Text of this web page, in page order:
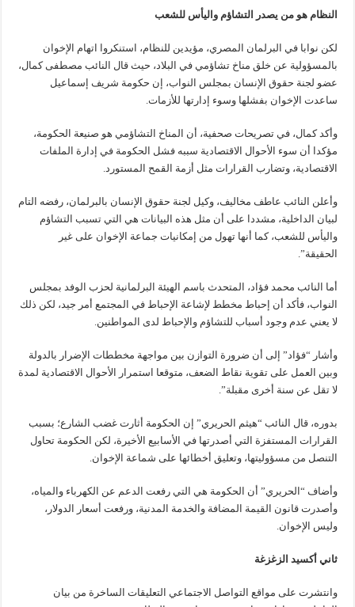
النظام هو من يصدر التشاؤم واليأس للشعب
لكن نوابا في البرلمان المصري، مؤيدين للنظام، استنكروا اتهام الإخوان
بالمسؤولية عن خلق مناخ تشاؤمي في البلاد، حيث قال النائب مصطفى كمال،
عضو لجنة حقوق الإنسان بمجلس النواب، إن حكومة شريف إسماعيل
ساعدت الإخوان بفشلها وسوء إدارتها للأزمات.
وأكد كمال، في تصريحات صحفية، أن المناخ التشاؤمي هو صنيعة الحكومة،
مؤكدا أن سوء الأحوال الاقتصادية سببه فشل الحكومة في إدارة الملفات
الاقتصادية، وتضارب القرارات مثل أزمة القمح المستورد.
وأعلن النائب عاطف مخاليف، وكيل لجنة حقوق الإنسان بالبرلمان، رفضه التام
لبيان الداخلية، مشددا على أن مثل هذه البيانات هي التي تسبب التشاؤم
واليأس للشعب، كما أنها تهول من إمكانيات جماعة الإخوان على غير
الحقيقة”.
أما النائب محمد فؤاد، المتحدث باسم الهيئة البرلمانية لحزب الوفد بمجلس
النواب، فأكد أن إحباط مخطط لإشاعة الإحباط في المجتمع أمر جيد، لكن ذلك
لا يعني عدم وجود أسباب للتشاؤم والإحباط لدى المواطنين.
وأشار “فؤاد” إلى أن ضرورة التوازن بين مواجهة مخططات الإضرار بالدولة
وبين العمل على تقوية نقاط الضعف، متوقعا استمرار الأحوال الاقتصادية لمدة
لا تقل عن سنة أخرى مقبلة”.
بدوره، قال النائب “هيثم الحريري” إن الحكومة أثارت غضب الشارع؛ بسبب
القرارات المستفزة التي أصدرتها في الأسابيع الأخيرة، لكن الحكومة تحاول
التنصل من مسؤوليتها، وتعليق أخطائها على شماعة الإخوان.
وأضاف “الحريري” أن الحكومة هي التي رفعت الدعم عن الكهرباء والمياه،
وأصدرت قانون القيمة المضافة والخدمة المدنية، ورفعت أسعار الدولار،
وليس الإخوان.
ثاني أكسيد الزغزغة
وانتشرت على مواقع التواصل الاجتماعي التعليقات الساخرة من بيان